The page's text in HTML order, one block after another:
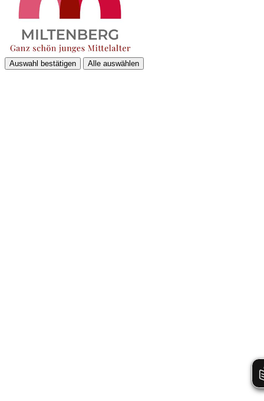
Auswahl bestätigen Alle auswählen